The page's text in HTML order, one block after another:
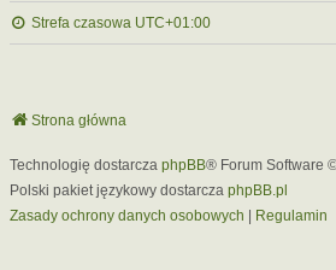
Strefa czasowa UTC+01:00
Strona główna
Technologię dostarcza phpBB® Forum Software
Polski pakiet językowy dostarcza phpBB.pl
Zasady ochrony danych osobowych
Regulamin